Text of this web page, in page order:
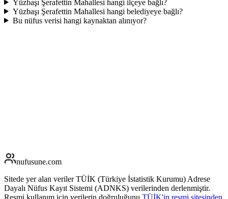
Yüzbaşı Şerafettin Mahallesi hangi ilçeye bağlı?
Yüzbaşı Şerafettin Mahallesi hangi belediyeye bağlı?
Bu nüfus verisi hangi kaynaktan alınıyor?
nufusune.com
Sitede yer alan veriler TÜİK (Türkiye İstatistik Kurumu) Adrese
Dayalı Nüfus Kayıt Sistemi (ADNKS) verilerinden derlenmiştir.
Resmi kullanım için verilerin doğruluğunu TÜİK'in resmi sitesinden